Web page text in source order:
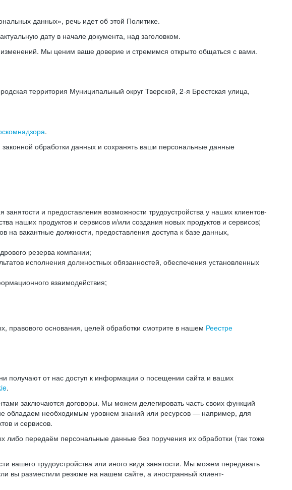
данных», речь идет об этой Политике.
дату в начале документа, над заголовком.
Мы ценим ваше доверие и стремимся открыто общаться с вами.
территория Муниципальный округ Тверской, 2-я Брестская улица,
.
обработки данных и сохранять ваши персональные данные
и предоставления возможности трудоустройства у наших клиентов-
наших продуктов и сервисов и/или создания новых продуктов и сервисов;
на вакантные должности, предоставления доступа к базе данных,
резерва компании;
исполнения должностных обязанностей, обеспечения установленных
взаимодействия;
правового основания, целей обработки смотрите в нашем Реестре
получают от нас доступ к информации о посещении сайта и ваших
.
заключаются договоры. Мы можем делегировать часть своих функций
обладаем необходимым уровнем знаний или ресурсов — например, для
и сервисов.
либо передаём персональные данные без поручения их обработки (так тоже
трудоустройства или иного вида занятости. Мы можем передавать
вы разместили резюме на нашем сайте, а иностранный клиент-